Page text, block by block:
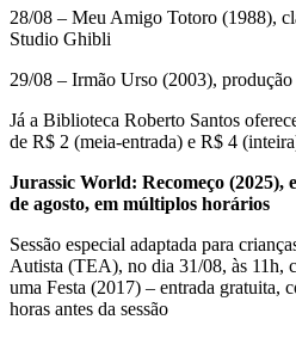
28/08 – Meu Amigo Totoro (1988),
Studio Ghibli
29/08 – Irmão Urso (2003),
Já a Biblioteca Roberto Santos
de R$ 2 (meia-entrada) e R$ 4
Jurassic World: Recomeço (2025),
de agosto, em múltiplos horários
Sessão especial adaptada para
Autista (TEA), no dia 31/08, às 11h,
uma Festa (2017) – entrada gratuita,
horas antes da sessão